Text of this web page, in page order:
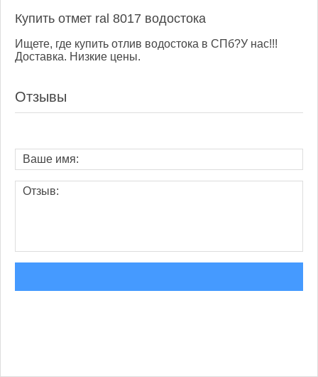
Купить отмет ral 8017 водостока
Ищете, где купить отлив водостока в СПб?У нас!!!
Доставка. Низкие цены.
Отзывы